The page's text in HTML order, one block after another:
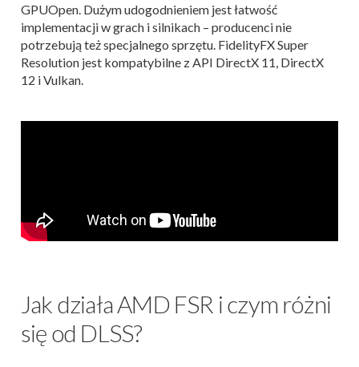
GPUOpen. Dużym udogodnieniem jest łatwość
implementacji w grach i silnikach – producenci nie
potrzebują też specjalnego sprzętu. FidelityFX Super
Resolution jest kompatybilne z API DirectX 11, DirectX
12 i Vulkan.
Jak działa AMD FSR i czym różni
się od DLSS?